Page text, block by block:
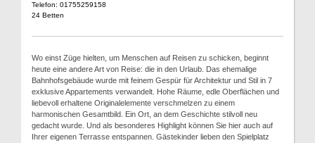
Telefon: 01755259158
24 Betten
Wo einst Züge hielten, um Menschen auf Reisen zu schicken, beginnt
heute eine andere Art von Reise: die in den Urlaub. Das ehemalige
Bahnhofsgebäude wurde mit feinem Gespür für Architektur und Stil in 7
exklusive Appartements verwandelt. Hohe Räume, edle Oberflächen und
liebevoll erhaltene Originalelemente verschmelzen zu einem
harmonischen Gesamtbild. Ein Ort, an dem Geschichte stilvoll neu
gedacht wurde. Und als besonderes Highlight können Sie hier auch auf
Ihrer eigenen Terrasse entspannen. Gästekinder lieben den Spielplatz